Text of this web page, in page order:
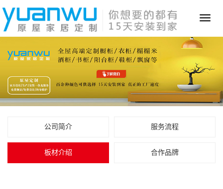
Toggle
公司简介 服务流程
板材介绍 合作品牌